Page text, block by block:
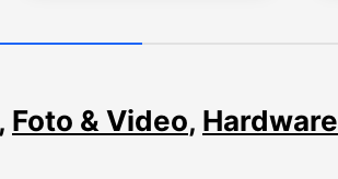
, Foto & Video, Hardware